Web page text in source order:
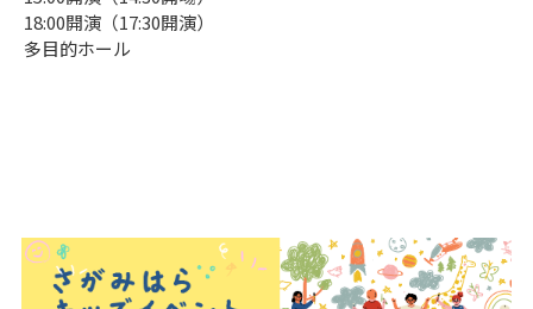
18:00開演（17:30開演）
多目的ホール